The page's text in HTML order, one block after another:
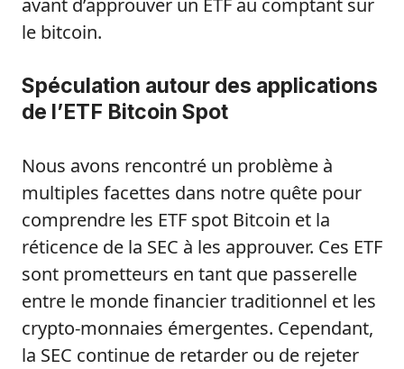
avant d’approuver un ETF au comptant sur
le bitcoin.
Spéculation autour des applications
de l’ETF Bitcoin Spot
Nous avons rencontré un problème à
multiples facettes dans notre quête pour
comprendre les ETF spot Bitcoin et la
réticence de la SEC à les approuver. Ces ETF
sont prometteurs en tant que passerelle
entre le monde financier traditionnel et les
crypto-monnaies émergentes. Cependant,
la SEC continue de retarder ou de rejeter